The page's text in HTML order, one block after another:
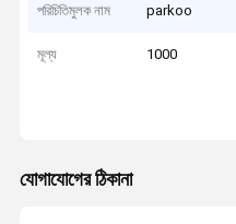
পরিচিতিমুলক নাম parkoo
মূল্য 1000
যোগাযোগের ঠিকানা